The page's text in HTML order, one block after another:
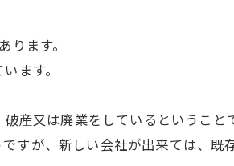
ます。
ます。
産又は廃業をしているということ
すが、新しい会社が出来ては、既